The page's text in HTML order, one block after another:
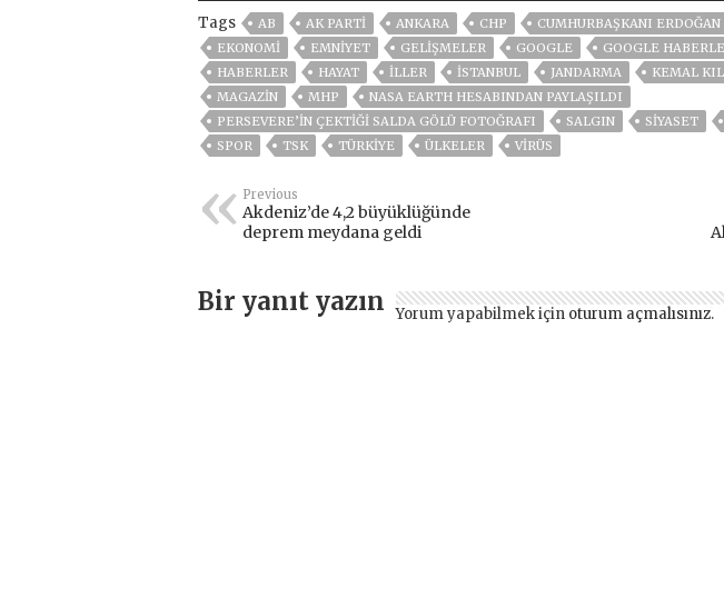
Tags AB AK PARTİ ANKARA CHP CUMHURBAŞKANI ERDOĞAN
EKONOMİ
EMNİYET GELIŞMELER GOOGLE GOOGLE
HABERLER
HAYAT İLLER ISTANBUL JANDARMA KEMAL
MAGAZİN
MHP
NASA EARTH HESABINDAN PAYLAŞILDI
PERSEVERE’IN ÇEKTIĞI SALDA GÖLÜ FOTOĞRAFI
SALGIN SİYASET
SPOR
TSK TÜRKİYE ÜLKELER VIRÜS
Previous
Akdeniz’de 4,2 büyüklüğünde
deprem meydana geldi
Bir yanıt yazın Yorum yapabilmek için oturum açmalısınız.